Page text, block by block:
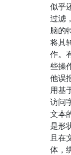
似乎
过滤
脑的
将其
作。
些操
他误
用基
访问
文本
是形
且在
体，